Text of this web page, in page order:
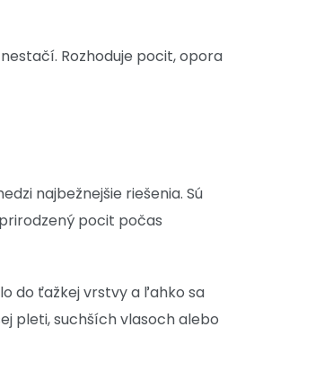
Rozhoduje pocit, opora
najbežnejšie riešenia. Sú
pocit počas
do ťažkej vrstvy a ľahko sa
pleti, suchších vlasoch alebo